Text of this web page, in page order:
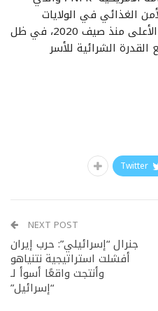
الغذائي في الولايات
المتحدة خلال العام الحالي تُعد الأعلى منذ صيف 2020، في ظل
الشرائية للأسر
Twitter
NEXT POST
جنرال “إسرائيلي”: حرب إيران
أفشلت استراتيجية نتنياهو
وأنتجت واقعًا أسوأ لـ
“إسرائيل”